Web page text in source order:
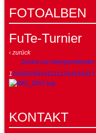
FOTOALBEN
FuTe-Turnier
‹ zurück
Zurück zur übergeordneten
1234567891011121314151617
KONTAKT